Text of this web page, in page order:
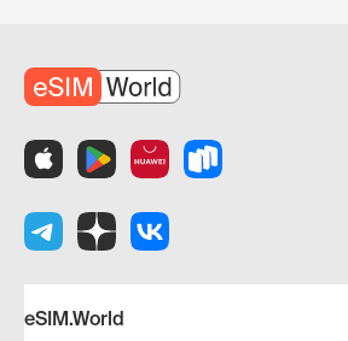
eSIM.World